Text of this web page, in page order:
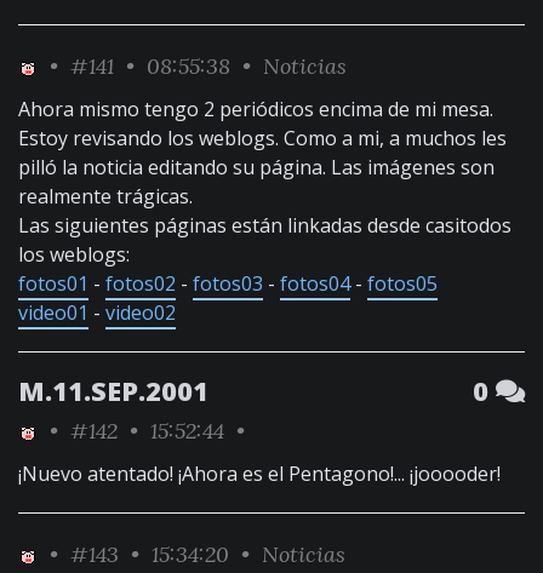
• #141 • 08:55:38 • Noticias
Ahora mismo tengo 2 periódicos encima de mi mesa.
Estoy revisando los weblogs. Como a mi, a muchos les
pilló la noticia editando su página. Las imágenes son
realmente trágicas.
Las siguientes páginas están linkadas desde casitodos
los weblogs:
fotos01 - fotos02 - fotos03 - fotos04- fotos05
video01 - video02
M.11.SEP.2001 0
• #142 • 15:52:44 •
¡Nuevo atentado! ¡Ahora es el Pentagono!... ¡jooooder!
• #143 • 15:34:20 • Noticias